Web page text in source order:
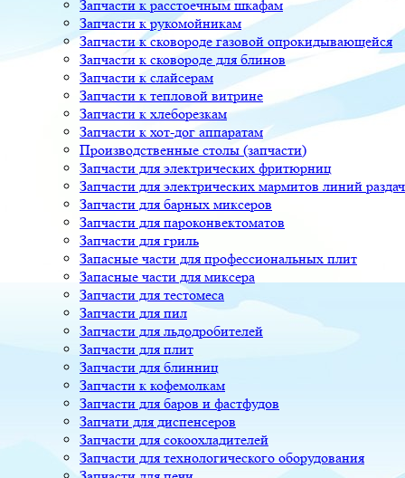
Запчасти к расстоечным шкафам
Запчасти к рукомойникам
Запчасти к сковороде газовой опрокидывающейся
Запчасти к сковороде для блинов
Запчасти к слайсерам
Запчасти к тепловой витрине
Запчасти к хлеборезкам
Запчасти к хот-дог аппаратам
Производственные столы (запчасти)
Запчасти для электрических фритюрниц
Запчасти для электрических мармитов линий
Запчасти для барных миксеров
Запчасти для пароконвектоматов
Запчасти для гриль
Запасные части для профессиональных плит
Запасные части для миксера
Запчасти для тестомеса
Запчасти для пил
Запчасти для льдодробителей
Запчасти для плит
Запчасти для блинниц
Запчасти к кофемолкам
Запчасти для баров и фастфудов
Запчати для диспенсеров
Запчасти для сокоохладителей
Запчасти для технологического оборудования